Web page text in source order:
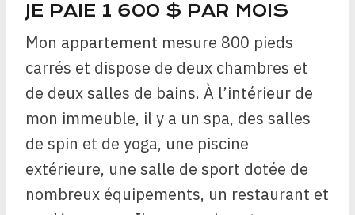
JE PAIE 1 600 $ PAR MOIS
Mon appartement mesure 800 pieds
carrés et dispose de deux chambres et
de deux salles de bains. À l’intérieur de
mon immeuble, il y a un spa, des salles
de spin et de yoga, une piscine
extérieure, une salle de sport dotée de
nombreux équipements, un restaurant et